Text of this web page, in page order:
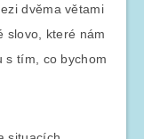
dvěma větami
slovo, které nám
s tím, co bychom